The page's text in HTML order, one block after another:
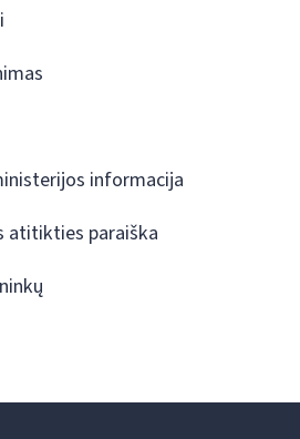
informacija
atitikties paraiška